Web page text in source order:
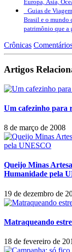
Europa, Ásia,
Guias de
Brasil e o mundo
patrimônio que a
Crônicas
Artigos
Um cafezinho para
8 de março de 2008
Queijo Minas
Humanidade pela
19 de dezembro de
Matraqueando
18 de fevereiro de